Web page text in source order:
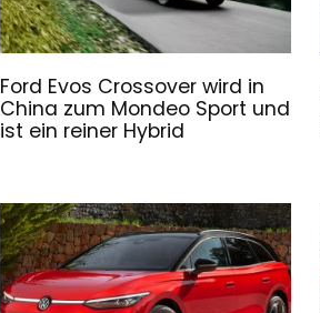
Ford Evos Crossover wird in
China zum Mondeo Sport und
ist ein reiner Hybrid